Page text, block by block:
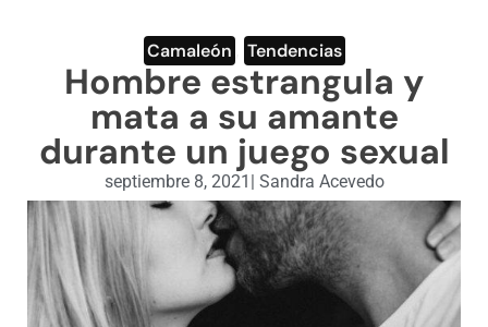
ENGLISH SECTION
VIDEOS
Camaleón Tendencias
Hombre estrangula y
mata a su amante
durante un juego sexual
septiembre 8, 2021 | Sandra Acevedo